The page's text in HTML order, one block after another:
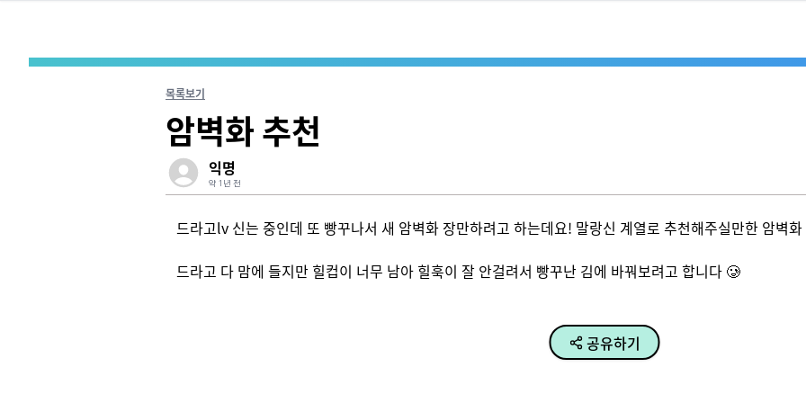
목록보기
암벽화 추천
익명
약 1년 전
드라고lv 신는 중인데 또 빵꾸나서 새 암벽화 장만하려고 하는데요! 말랑신 계열로 추천해주실만한 암벽
드라고 다 맘에 들지만 힐컵이 너무 남아 힐훅이 잘 안걸려서 빵꾸난 김에 바꿔보려고 합니다 🥲
공유하기